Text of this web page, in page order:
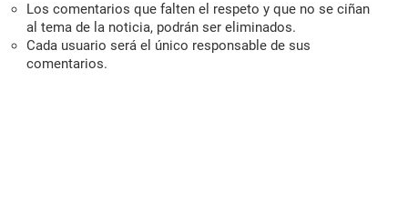
Los comentarios que falten el respeto y que no se ciñan
al tema de la noticia, podrán ser eliminados.
Cada usuario será el único responsable de sus
comentarios.